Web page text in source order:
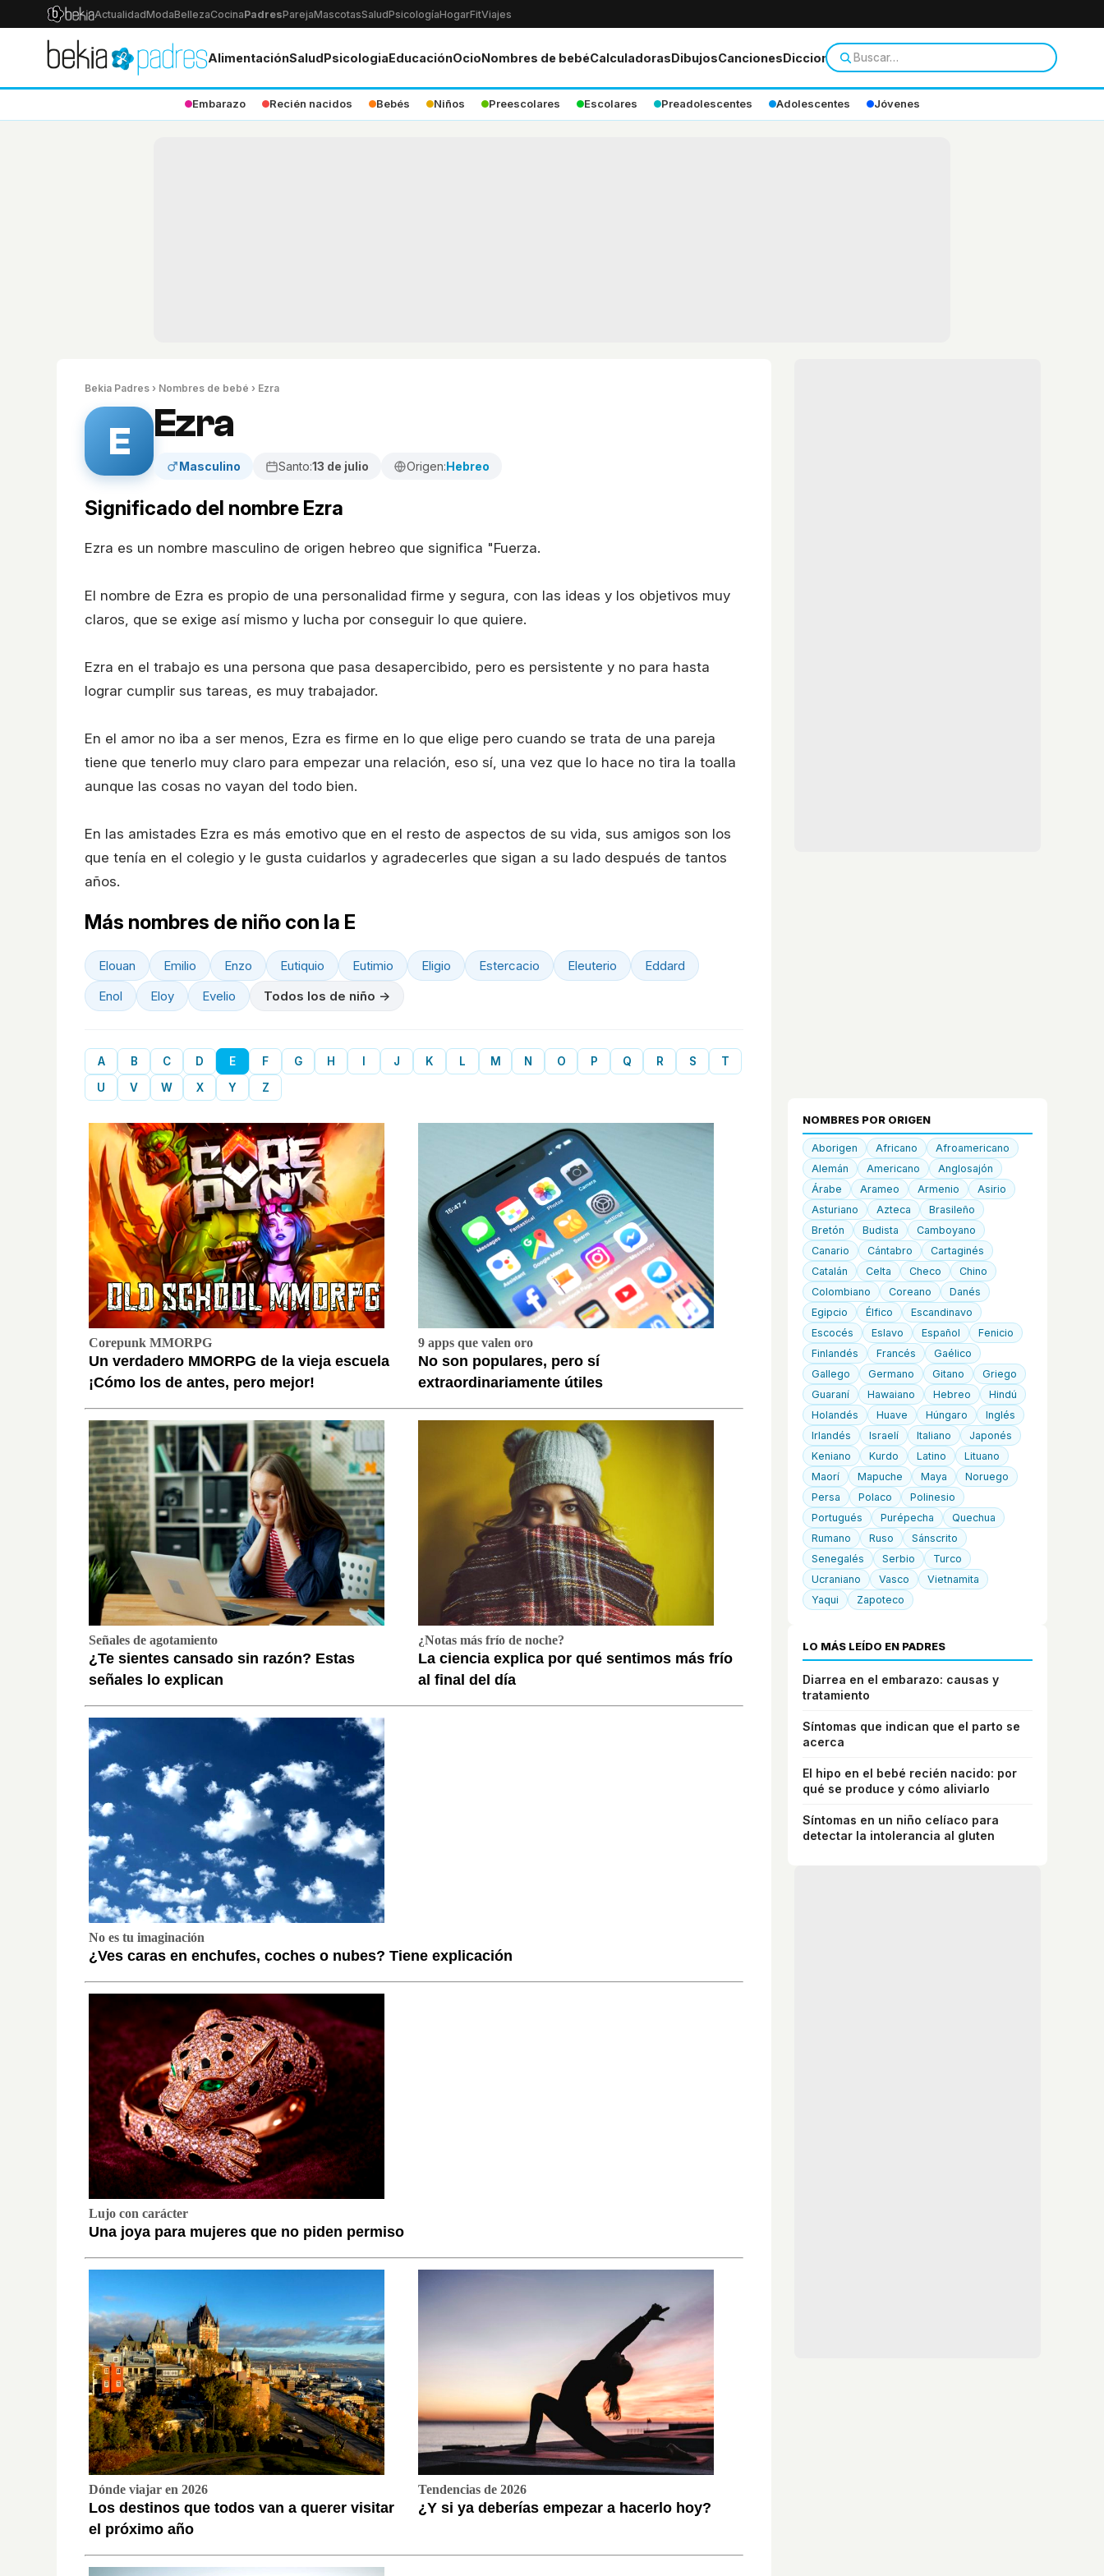
ActualidadModaBellezaCocinaPadresParejaMascotasSaludPsicologíaHogarFitViajes
AlimentaciónSaludPsicologiaEducaciónOcioNombres de bebéCalculadorasDibujosCancionesDiccionario
Embarazo Recién nacidos Bebés Niños Preescolares Escolares Preadolescentes Adolescentes Jóvenes
Bekia Padres › Nombres de bebé › Ezra
E Ezra
Masculino Santo:13 de julio Origen:Hebreo
Significado del nombre Ezra
Ezra es un nombre masculino de origen hebreo que significa "Fuerza.
El nombre de Ezra es propio de una personalidad firme y segura, con las ideas y los objetivos muy
claros, que se exige así mismo y lucha por conseguir lo que quiere.
Ezra en el trabajo es una persona que pasa desapercibido, pero es persistente y no para hasta
lograr cumplir sus tareas, es muy trabajador.
En el amor no iba a ser menos, Ezra es firme en lo que elige pero cuando se trata de una pareja
tiene que tenerlo muy claro para empezar una relación, eso sí, una vez que lo hace no tira la toalla
aunque las cosas no vayan del todo bien.
En las amistades Ezra es más emotivo que en el resto de aspectos de su vida, sus amigos son los
que tenía en el colegio y le gusta cuidarlos y agradecerles que sigan a su lado después de tantos
años.
Más nombres de niño con la E
Elouan Emilio Enzo Eutiquio Eutimio Eligio Estercacio Eleuterio
Eddard
Enol
Eloy Evelio Todos los de niño →
A B C D E F G H J K L M N O P Q R S
T
U
V W X Y Z
Corepunk MMORPG
Un verdadero MMORPG de la vieja escuela
¡Cómo los de antes, pero mejor!
9 apps que valen oro
No son populares, pero sí
extraordinariamente útiles
Señales de agotamiento
¿Te sientes cansado sin razón? Estas
señales lo explican
¿Notas más frío de noche?
La ciencia explica por qué sentimos más frío
al final del día
No es tu imaginación
¿Ves caras en enchufes, coches o nubes? Tiene explicación
Lujo con carácter
Una joya para mujeres que no piden permiso
Dónde viajar en 2026
Los destinos que todos van a querer visitar
el próximo año
Tendencias de 2026
¿Y si ya deberías empezar a hacerlo hoy?
NOMBRES POR ORIGEN
Aborigen Africano
Afroamericano
Alemán
Americano
Anglosajón
Árabe
Arameo Armenio
Asirio
Asturiano
Azteca
Brasileño
Bretón
Budista
Camboyano
Canario
Cántabro
Cartaginés
Catalán
Celta Checo
Chino
Colombiano
Coreano
Danés
Egipcio
Élfico
Escandinavo
Escocés
Eslavo Español
Fenicio
Finlandés
Francés
Gaélico
Gallego
Germano Gitano
Griego
Guaraní
Hawaiano Hebreo
Hindú
Holandés
Huave Húngaro
Inglés
Irlandés
Israelí Italiano
Japonés
Keniano
Kurdo Latino
Lituano
Maorí
Mapuche Maya
Noruego
Persa
Polaco
Polinesio
Portugués
Purépecha
Quechua
Rumano
Ruso
Sánscrito
Senegalés
Serbio
Turco
Ucraniano
Vasco
Vietnamita
Yaqui
Zapoteco
LO MÁS LEÍDO EN PADRES
Diarrea en el embarazo: causas y
tratamiento
Síntomas que indican que el parto se
acerca
El hipo en el bebé recién nacido: por
qué se produce y cómo aliviarlo
Síntomas en un niño celíaco para
detectar la intolerancia al gluten